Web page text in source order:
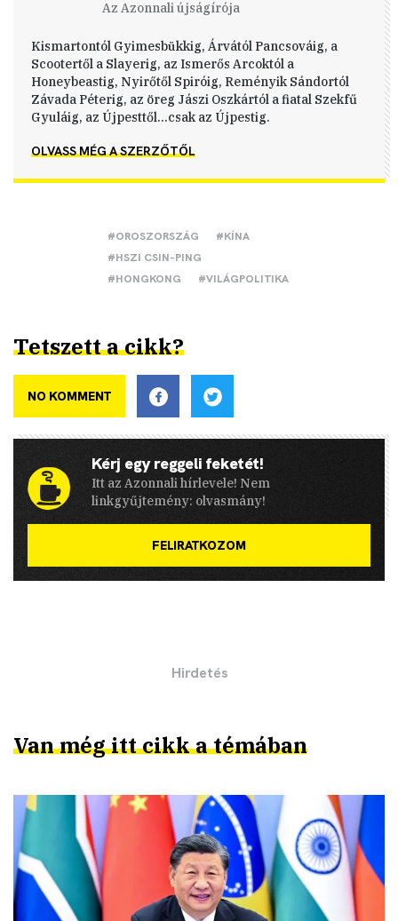
#OROSZORSZÁG
#KÍNA
#HSZI CSIN-PING
#HONGKONG
#VILÁGPOLITIKA
Az Azonnali újságírója
Kismartontól Gyimesbükkig, Árvától Pancsováig, a
Scootertől a Slayerig, az Ismerős Arcoktól a
Honeybeastig, Nyirőtől Spiróig, Reményik Sándortól
Závada Péterig, az öreg Jászi Oszkártól a fiatal Szekfű
Gyuláig, az Újpesttől...csak az Újpestig.
OLVASS MÉG A SZERZŐTŐL
Tetszett a cikk?
NO KOMMENT
Kérj egy reggeli feketét!
Itt az Azonnali hírlevele! Nem
linkgyűjtemény: olvasmány!
FELIRATKOZOM
Van még itt cikk a témában